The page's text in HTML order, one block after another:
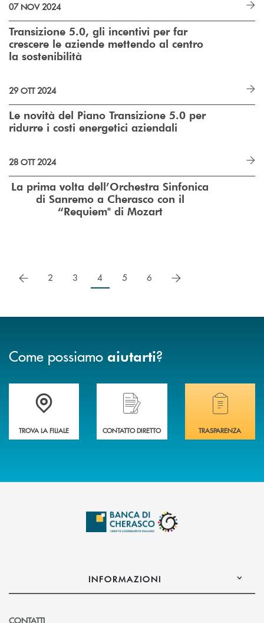
07 NOV 2024
Transizione 5.0, gli incentivi per far
crescere le aziende mettendo al centro
la sostenibilità
29 OTT 2024
Le novità del Piano Transizione 5.0 per
ridurre i costi energetici aziendali
28 OTT 2024
La prima volta dell’Orchestra Sinfonica
di Sanremo a Cherasco con il
“Requiem" di Mozart
precedente
2 3 4 5 6 successivo
Come possiamo aiutarti?
Accedi all' elenco completo delle filiali .
TROVA LA FILIALE
Hai bisogno di assistenza immediata?
CONTATTO DIRETTO
Hai bisogno di
TRASPARENZA
INFORMAZIONI
CONTATTI